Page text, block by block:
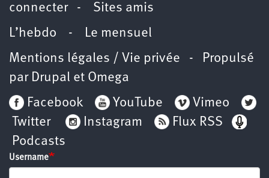
connecter- Sites amis
L’hebdo -
Le mensuel
Mentions légales / Vie privée - Propulsé
par Drupal et Omega
Facebook
YouTube
Vimeo
Twitter
Instagram
Flux RSS
Podcasts
Username